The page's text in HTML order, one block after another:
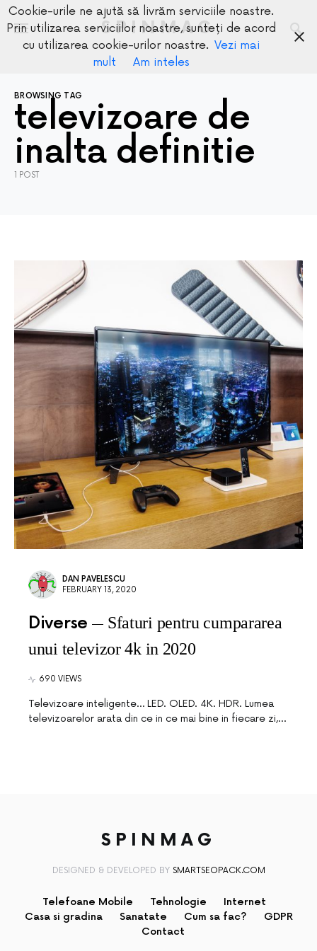
SPINMAG
BROWSING TAG
televizoare de
inalta definitie
1 POST
DAN PAVELESCU
FEBRUARY 13, 2020
Diverse
Sfaturi pentru cumpararea
unui televizor 4k in 2020
690 VIEWS
Televizoare inteligente… LED. OLED. 4K. HDR. Lumea
televizoarelor arata din ce in ce mai bine in fiecare zi,…
SPINMAG
DESIGNED & DEVELOPED BY SMARTSEOPACK.COM
Telefoane Mobile Tehnologie
Internet
Casa si gradina
Sanatate Cum sa fac?
GDPR
Contact
Cookie-urile ne ajută să livrăm serviciile noastre.
Prin utilizarea serviciilor noastre, sunteți de acord
cu utilizarea cookie-urilor noastre. Vezi mai
mult
Am inteles